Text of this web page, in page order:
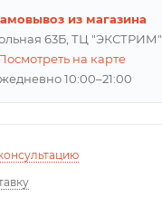
из магазина
63Б, ТЦ "ЭКСТРИМ"
на карте
10:00–21:00